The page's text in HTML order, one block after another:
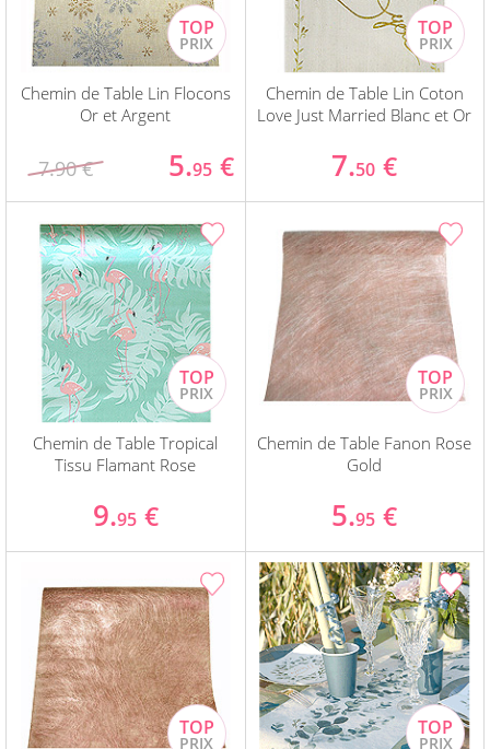
Chemin de Table Lin Flocons
Or et Argent
7.90 € 5.95 €
Chemin de Table Lin Coton
Love Just Married Blanc et Or
7.50 €
Chemin de Table Tropical
Tissu Flamant Rose
9.95 €
Chemin de Table Fanon Rose
Gold
5.95 €